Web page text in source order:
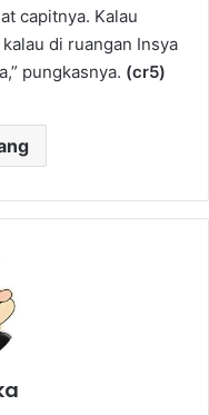
capitnya. Kalau
di ruangan Insya
pungkasnya. (cr5)